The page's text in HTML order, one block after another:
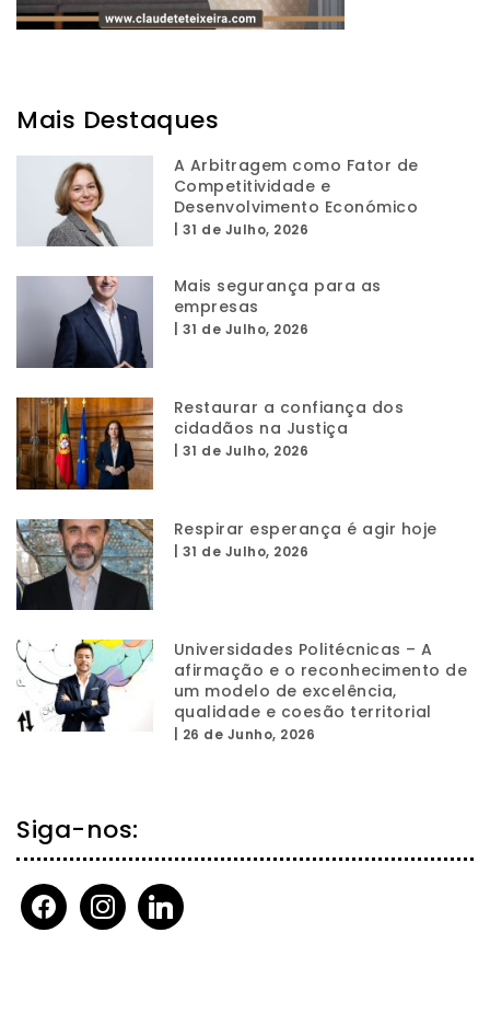
Mais Destaques
A Arbitragem como Fator de
Competitividade e
Desenvolvimento Económico
31 de Julho, 2026
Mais segurança para as
empresas
31 de Julho, 2026
Restaurar a confiança dos
cidadãos na Justiça
31 de Julho, 2026
Respirar esperança é agir hoje
31 de Julho, 2026
Universidades Politécnicas – A
afirmação e o reconhecimento de
um modelo de excelência,
qualidade e coesão territorial
26 de Junho, 2026
Siga-nos:
facebookinstagramlinkedin